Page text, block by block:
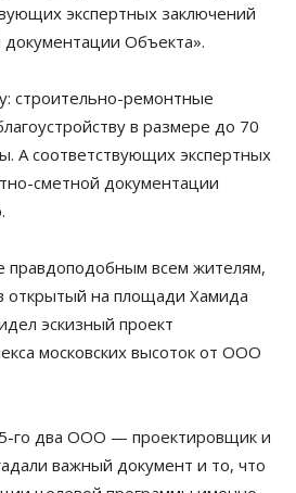
экспертных заключений
Объекта».
строительно-ремонтные
в размере до 70
А соответствующих экспертных
сметной документации
правдоподобным всем жителям,
открытый на площади Хамида
эскизный проект
московских высоток от ООО
го два ООО — проектировщик и
важный документ и то, что